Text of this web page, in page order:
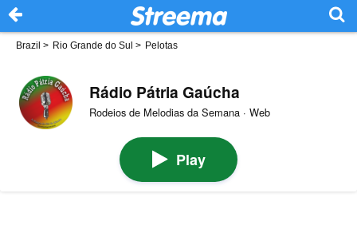
Brazil > Rio Grande do Sul > Pelotas
Rádio Pátria Gaúcha
Rodeios de Melodias da Semana · Web
Play